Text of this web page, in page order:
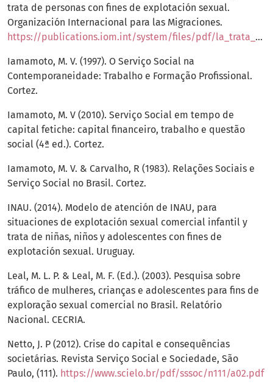
trata de personas con fines de explotación sexual.
Organización Internacional para las Migraciones.
https://publications.iom.int/system/files/pdf/la_trata_personas_paraguay.pdf
Iamamoto, M. V. (1997). O Serviço Social na
Contemporaneidade: Trabalho e Formação Profissional.
Cortez.
Iamamoto, M. V (2010). Serviço Social em tempo de
capital fetiche: capital financeiro, trabalho e questão
social (4ª ed.). Cortez.
Iamamoto, M. V. & Carvalho, R (1983). Relações Sociais e
Serviço Social no Brasil. Cortez.
INAU. (2014). Modelo de atención de INAU, para
situaciones de explotación sexual comercial infantil y
trata de niñas, niños y adolescentes con fines de
explotación sexual. Uruguay.
Leal, M. L. P. & Leal, M. F. (Ed.). (2003). Pesquisa sobre
tráfico de mulheres, crianças e adolescentes para fins de
exploração sexual comercial no Brasil. Relatório
Nacional. CECRIA.
Netto, J. P (2012). Crise do capital e consequências
societárias. Revista Serviço Social e Sociedade, São
Paulo, (111). https://www.scielo.br/pdf/sssoc/n111/a02.pdf